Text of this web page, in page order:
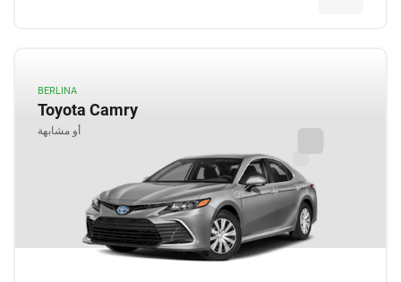
BERLINA
Toyota Camry
أو مشابهة